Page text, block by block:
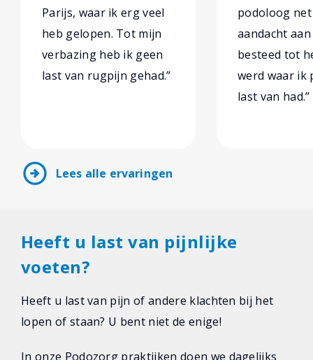
Parijs, waar ik erg veel
heb gelopen. Tot mijn
verbazing heb ik geen
last van rugpijn gehad.”
podoloog
aandacht
besteed tot
werd waar ik
last van had.”
arrow_circle_right Lees alle ervaringen
Heeft u last van pijnlijke
voeten?
Heeft u last van pijn of andere klachten bij het
lopen of staan? U bent niet de enige!
In onze Podozorg praktijken doen we dagelijks